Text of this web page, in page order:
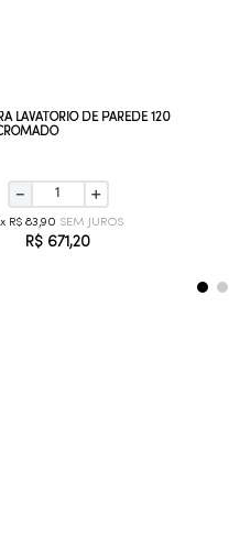
LAVATÓRIO DE PAREDE 120
＋
－
R$ 83,90
R$ 671 ,20